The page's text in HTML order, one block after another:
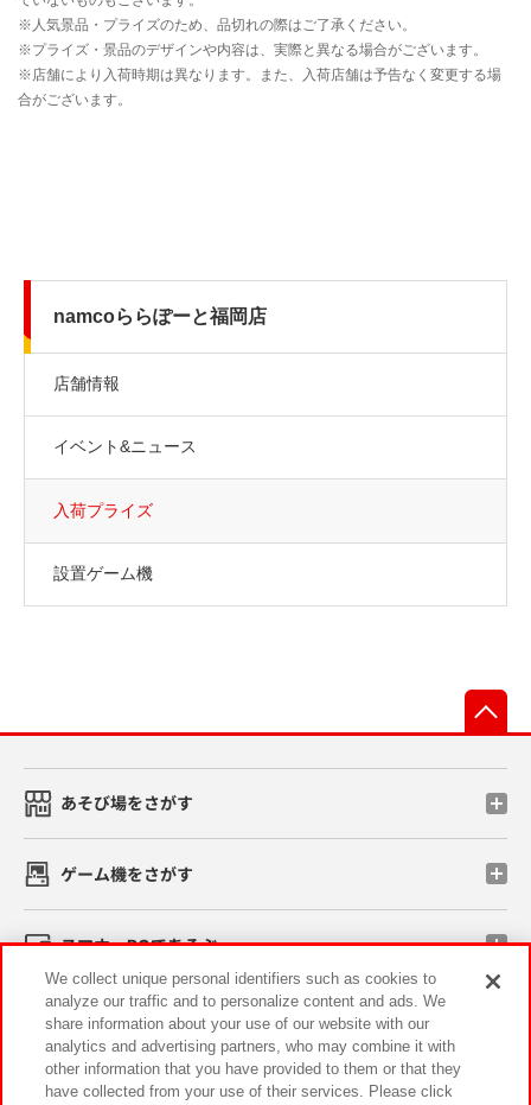
namcoららぽーと福岡店
店舗情報
イベント&ニュース
入荷プライズ
設置ゲーム機
あそび場をさがす
ゲーム機をさがす
スマホ・PCであそぶ
イベント・キャンペーン
We collect unique personal identifiers such as cookies to
analyze our traffic and to personalize content and ads. We
share information about your use of our website with our
analytics and advertising partners, who may combine it with
other information that you have provided to them or that they
have collected from your use of their services. Please click